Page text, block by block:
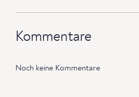
Kommentare
Noch keine Kommentare